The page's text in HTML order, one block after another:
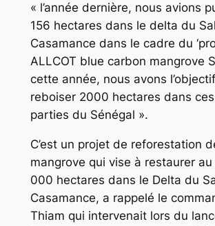
« l’année dernière, nous avions
156 hectares dans le delta du
Casamance dans le cadre du
ALLCOT blue carbon mangrove
cette année, nous avons
reboiser 2000 hectares dans
parties du Sénégal ».
C’est un projet de reforestation
mangrove qui vise à restaurer au
000 hectares dans le Delta du
Casamance, a rappelé le
Thiam qui intervenait lors du